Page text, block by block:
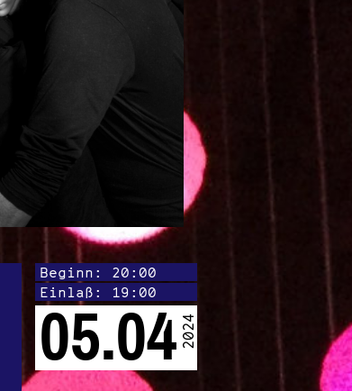
Beginn: 20:00
Einlaß: 19:00
05.042024